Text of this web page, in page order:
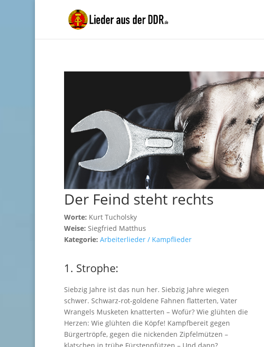
Der Feind steht rechts
Worte: Kurt Tucholsky
Weise: Siegfried Matthus
Kategorie: Arbeiterlieder / Kampflieder
1. Strophe:
Siebzig Jahre ist das nun her. Siebzig Jahre wiegen
schwer. Schwarz-rot-goldene Fahnen flatterten, Vater
Wrangels Musketen knatterten – Wofür? Wie glühten die
Herzen: Wie glühten die Köpfe! Kampfbereit gegen
Bürgertröpfe, gegen die nickenden Zipfelmützen –